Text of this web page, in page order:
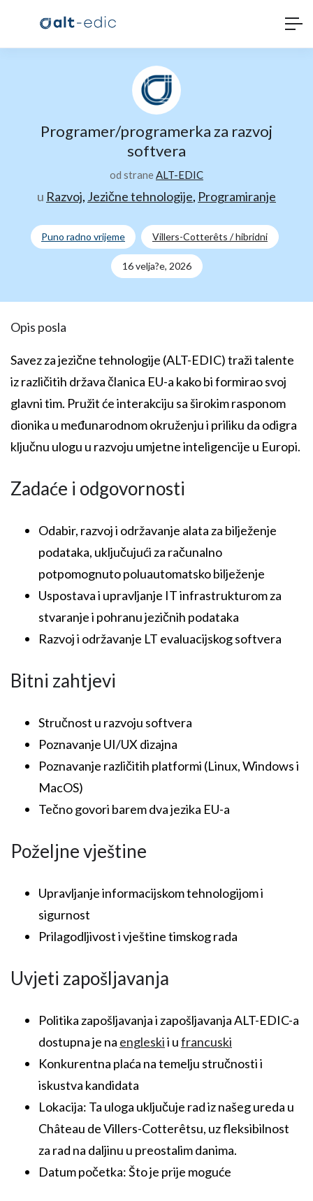
Programer/programerka za razvoj
softvera
od straneALT-EDIC
u Razvoj, Jezične tehnologije, Programiranje
Puno radno vrijeme Villers-Cotterêts / hibridni
16 velja?e, 2026
Opis posla
Savez za jezične tehnologije (ALT-EDIC) traži talente
iz različitih država članica EU-a kako bi formirao svoj
glavni tim. Pružit će interakciju sa širokim rasponom
dionika u međunarodnom okruženju i priliku da odigra
ključnu ulogu u razvoju umjetne inteligencije u Europi.
Zadaće i odgovornosti
Odabir, razvoj i održavanje alata za bilježenje
podataka, uključujući za računalno
potpomognuto poluautomatsko bilježenje
Uspostava i upravljanje IT infrastrukturom za
stvaranje i pohranu jezičnih podataka
Razvoj i održavanje LT evaluacijskog softvera
Bitni zahtjevi
Stručnost u razvoju softvera
Poznavanje UI/UX dizajna
Poznavanje različitih platformi (Linux, Windows i
MacOS)
Tečno govori barem dva jezika EU-a
Poželjne vještine
Upravljanje informacijskom tehnologijom i
sigurnost
Prilagodljivost i vještine timskog rada
Uvjeti zapošljavanja
Politika zapošljavanja i zapošljavanja ALT-EDIC-a
dostupna je na engleskii ufrancuski
Konkurentna plaća na temelju stručnosti i
iskustva kandidata
Lokacija: Ta uloga uključuje rad iz našeg ureda u
Château de Villers-Cotterêtsu, uz fleksibilnost
za rad na daljinu u preostalim danima.
Datum početka: Što je prije moguće